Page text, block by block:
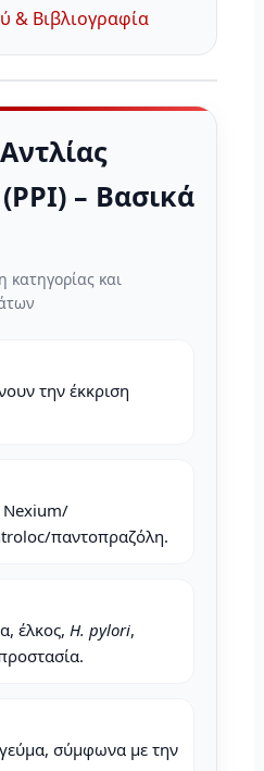
& Βιβλιογραφία
– Βασικά
κατηγορίας και
την έκκριση
Nexium/
παντοπραζόλη.
έλκος, H. pylori,
σύμφωνα με την